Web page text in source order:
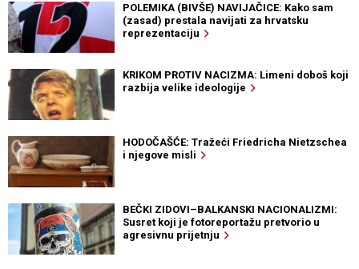
POLEMIKA (BIVŠE) NAVIJAČICE: Kako sam
(zasad) prestala navijati za hrvatsku
reprezentaciju
KRIKOM PROTIV NACIZMA: Limeni doboš koji
razbija velike ideologije
HODOČAŠĆE: Tražeći Friedricha Nietzschea
i njegove misli
BEČKI ZIDOVI–BALKANSKI NACIONALIZMI:
Susret koji je fotoreportažu pretvorio u
agresivnu prijetnju